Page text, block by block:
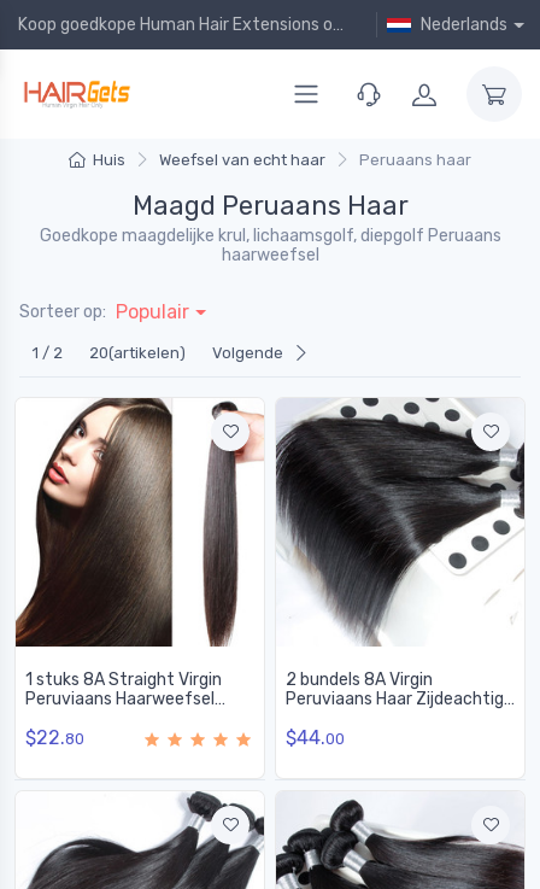
Koop goedkope Human Hair Extensions online! Nederlands
Huis Weefsel van echt haar Peruaans haar
Maagd Peruaans Haar
Goedkope maagdelijke krul, lichaamsgolf, diepgolf Peruaans
haarweefsel
Sorteer op: Populair
1 / 2 20(artikelen) Volgende
1 stuks 8A Straight Virgin
Peruviaans Haarweefsel
$22.80
2 bundels 8A Virgin
Peruviaans Haar Zijdeachtig
Zwart
$44.00